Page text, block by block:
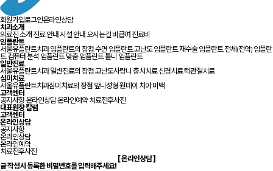
회원가입로그인온라인상담
치과소개
의료진 소개 진료 안내 시설 안내 오시는길 비급여 진료비
임플란트
서울유플란트치과 임플란트의 장점수면 임플란트고난도 임플란트재수술 임플란트 전체(전악) 임플란
트 컴퓨터 분석 임플란트 맞춤 임플란트 틀니 임플란트
일반진료
서울유플란트치과 일반진료의 장점고난도사랑니 충치치료 신경치료턱관절치료
심미치료
서울유플란트치과심미치료의 장점 앞니성형원데이 치아 미백
고객센터
공지사항온라인상담온라인예약 치료전후사진
대표원장 칼럼
고객센터
온라인상담
공지사항
온라인상담
온라인예약
치료전후사진
[온라인상담]
글 작성시 등록한 비밀번호를 입력해주세요!